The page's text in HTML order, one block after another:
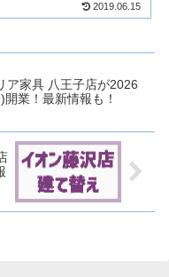
ユニバースやドラッグスト
どのような商業施設にな
2019.06.15
ア家具 八王子店が2026
業！最新情報も！